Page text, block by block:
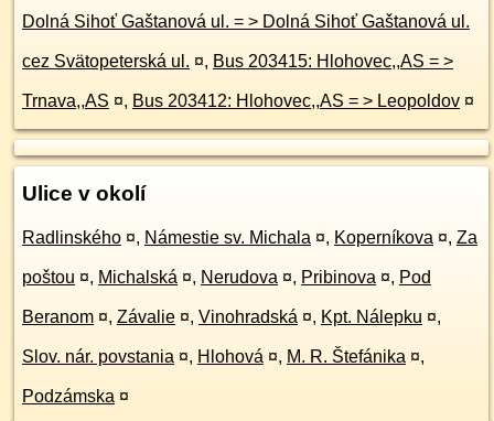
Dolná Sihoť Gaštanová ul. = > Dolná Sihoť Gaštanová ul.
cez Svätopeterská ul. ¤, Bus 203415: Hlohovec,,AS = >
Trnava,,AS ¤, Bus 203412: Hlohovec,,AS = > Leopoldov ¤
Ulice v okolí
Radlinského ¤, Námestie sv. Michala ¤, Koperníkova ¤, Za
poštou ¤, Michalská ¤, Nerudova ¤, Pribinova ¤, Pod
Beranom ¤, Závalie ¤, Vinohradská ¤, Kpt. Nálepku ¤,
Slov. nár. povstania ¤, Hlohová ¤, M. R. Štefánika ¤,
Podzámska ¤